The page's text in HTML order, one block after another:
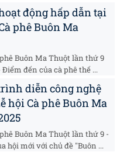
động hấp dẫn tại
phê Buôn Ma
Buôn Ma Thuột lần thứ 9
đến của cà phê thế ...
diễn công nghệ
hội Cà phê Buôn Ma
Buôn Ma Thuột lần thứ 9 -
hội mới với chủ đề "Buôn ...